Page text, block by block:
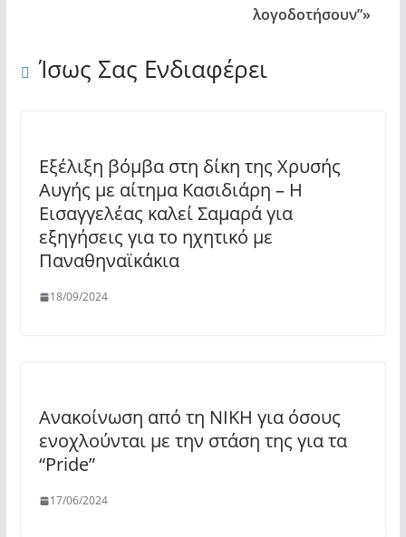
λογοδοτήσουν”»
Ίσως Σας Ενδιαφέρει
Eξέλιξη βόμβα στη δίκη της Χρυσής
Αυγής με αίτημα Κασιδιάρη – Η
Εισαγγελέας καλεί Σαμαρά για
εξηγήσεις για το ηχητικό με
Παναθηναϊκάκια
18/09/2024
Ανακοίνωση από τη ΝΙΚΗ για όσους
ενοχλούνται με την στάση της για τα
“Pride”
17/06/2024